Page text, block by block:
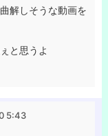
解しそうな動画を
と思うよ
5:43